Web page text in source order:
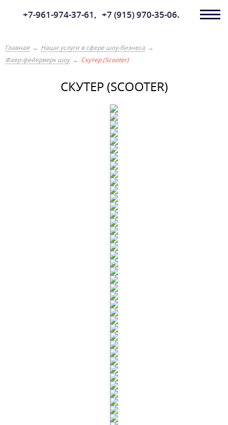
+7-961-974-37-61, +7 (915) 970-35-06.
Главная
Наши услуги в сфере шоу-бизнеса
Фаер-фейерверк шоу
Скутер (Scooter)
СКУТЕР (SCOOTER)